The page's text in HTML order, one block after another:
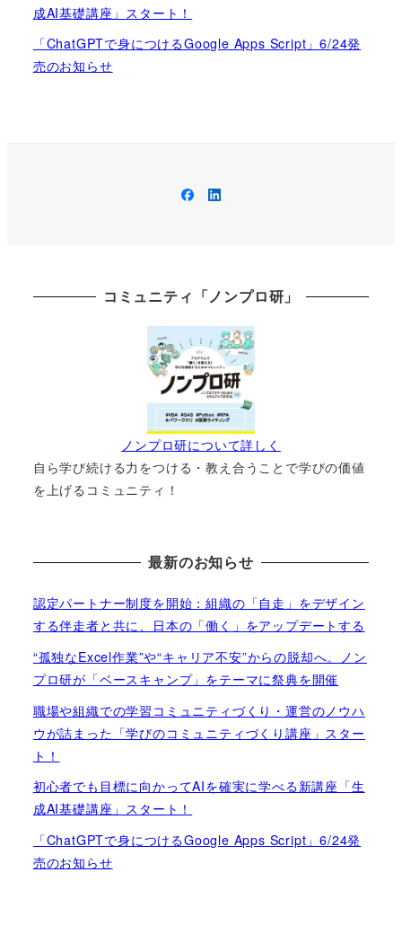
成AI基礎講座」スタート！
「ChatGPTで身につけるGoogle Apps Script」6/24発
売のお知らせ
Facebook
LinkedIn
コミュニティ「ノンプロ研」
ノンプロ研について詳しく
自ら学び続ける力をつける・教え合うことで学びの価値
を上げるコミュニティ！
最新のお知らせ
認定パートナー制度を開始：組織の「自走」をデザイン
する伴走者と共に、日本の「働く」をアップデートする
“孤独なExcel作業”や“キャリア不安”からの脱却へ。ノン
プロ研が「ベースキャンプ」をテーマに祭典を開催
職場や組織での学習コミュニティづくり・運営のノウハ
ウが詰まった「学びのコミュニティづくり講座」スター
ト！
初心者でも目標に向かってAIを確実に学べる新講座「生
成AI基礎講座」スタート！
「ChatGPTで身につけるGoogle Apps Script」6/24発
売のお知らせ